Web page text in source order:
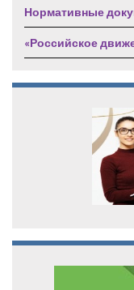
Нормативные
«Российское